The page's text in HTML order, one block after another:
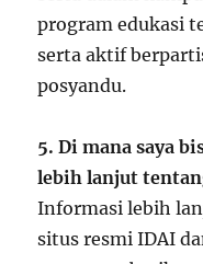
program edukasi
serta aktif
posyandu.
5. Di mana saya
lebih lanjut
Informasi lebih
situs resmi IDAI